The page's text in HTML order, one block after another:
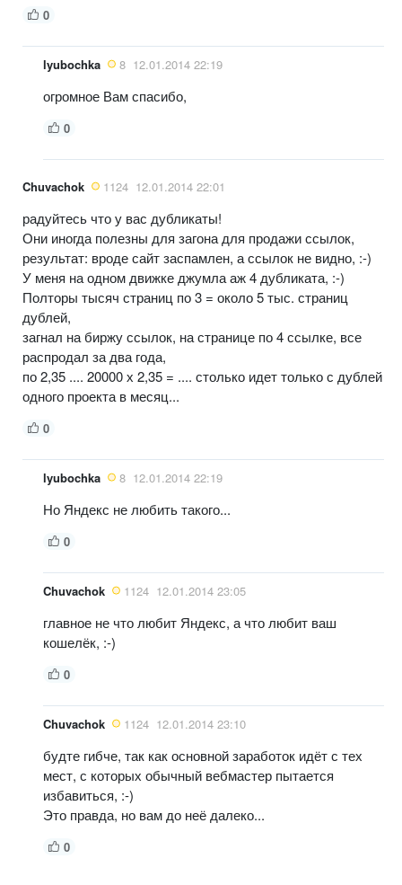
0
lyubochka 8 12.01.2014 22:19
огромное Вам спасибо,
0
Chuvachok 1124 12.01.2014 22:01
радуйтесь что у вас дубликаты!
Они иногда полезны для загона для продажи ссылок,
результат: вроде сайт заспамлен, а ссылок не видно, :-)
У меня на одном движке джумла аж 4 дубликата, :-)
Полторы тысяч страниц по 3 = около 5 тыс. страниц
дублей,
загнал на биржу ссылок, на странице по 4 ссылке, все
распродал за два года,
по 2,35 .... 20000 х 2,35 = .... столько идет только с дублей
одного проекта в месяц...
0
lyubochka 8 12.01.2014 22:19
Но Яндекс не любить такого...
0
Chuvachok 1124 12.01.2014 23:05
главное не что любит Яндекс, а что любит ваш
кошелёк, :-)
0
Chuvachok 1124 12.01.2014 23:10
будте гибче, так как основной заработок идёт с тех
мест, с которых обычный вебмастер пытается
избавиться, :-)
Это правда, но вам до неё далеко...
0